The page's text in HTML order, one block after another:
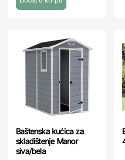
Baštenska kućica za
skladištenje Manor
siva/bela